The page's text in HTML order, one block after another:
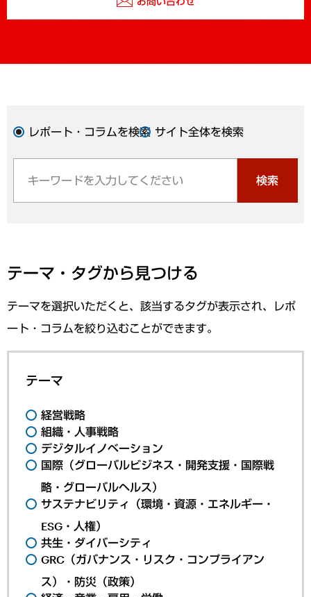
レポート・コラムを検索 サイト全体を検索
検索
テーマ・タグから見つける
テーマを選択いただくと、該当するタグが表示され、レポ
ート・コラムを絞り込むことができます。
テーマ
経営戦略
組織・人事戦略
デジタルイノベーション
国際（グローバルビジネス・開発支援・国際戦
略・グローバルヘルス）
サステナビリティ（環境・資源・エネルギー・
ESG・人権）
共生・ダイバーシティ
GRC（ガバナンス・リスク・コンプライアン
ス）・防災（政策）